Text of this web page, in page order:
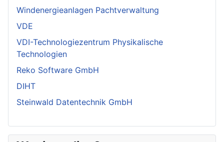
Windenergieanlagen Pachtverwaltung
VDE
VDI-Technologiezentrum Physikalische
Technologien
Reko Software GmbH
DIHT
Steinwald Datentechnik GmbH